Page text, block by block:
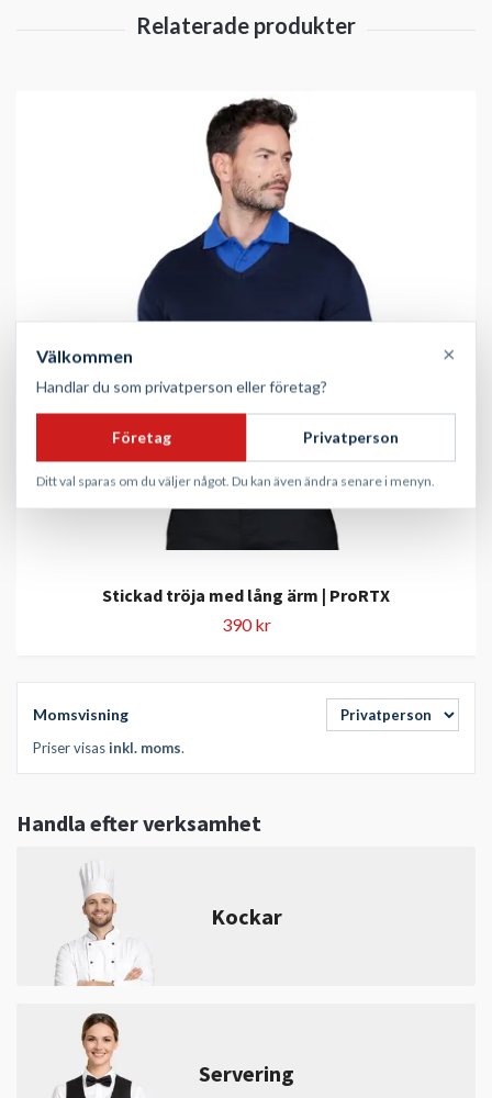
Momsvisning
Priser visasinkl. moms.
Handla efter verksamhet
Kockar
Servering
Stickad tröja med lång ärm | ProRTX
390 kr
Välkommen ×
Handlar du som privatperson eller företag?
Företag Privatperson
Ditt val sparas om du väljer något. Du kan även ändra senare i menyn.